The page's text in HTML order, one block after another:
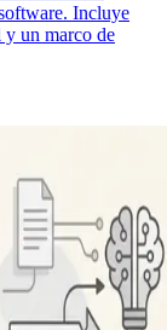
Incluye
y un marco de